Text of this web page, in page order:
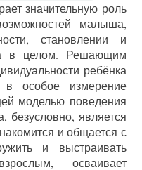
значительную роль
малыша,
становлении и
в целом. Решающим
ребёнка
в особое измерение
моделью поведения
безусловно, является
и общается с
и выстраивать
осваивает